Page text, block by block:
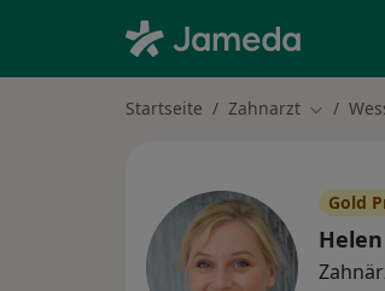
Startseite Zahnarzt Stadt
Gold